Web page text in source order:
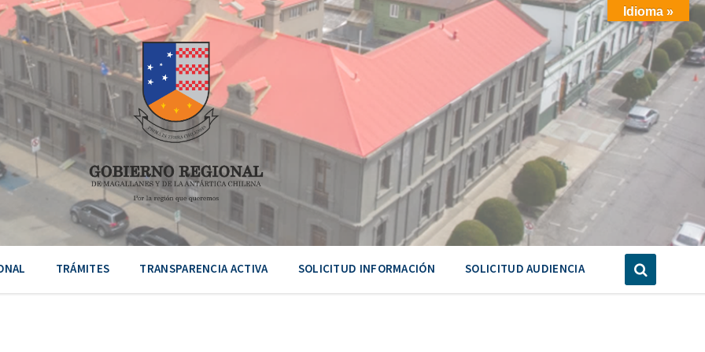
TRÁMITES TRANSPARENCIA ACTIVA SOLICITUD INFORMACIÓN SOLICITUD AUDIENCIA
Idioma »